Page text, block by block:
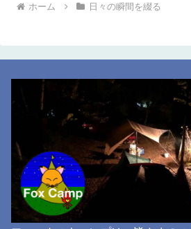
ホーム 日々の瞬間を綴る